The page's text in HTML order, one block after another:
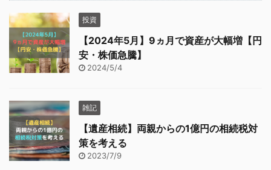
投資
【2024年5月】9ヵ月で資産が大幅増【円
安・株価急騰】
2024/5/4
雑記
【遺産相続】両親からの1億円の相続税対
策を考える
2023/7/9